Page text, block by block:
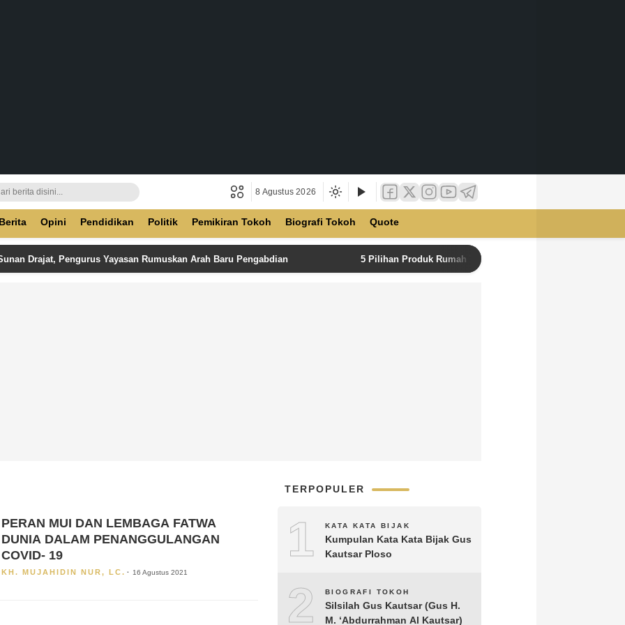
8 Agustus 2026
Opini Pendidikan Politik Pemikiran Tokoh Biografi Tokoh Quote
Drajat, Pengurus Yayasan Rumuskan Arah Baru Pengabdian 5 Pilihan Produk Rumah Tangga Terbaik di Unilever Store
PERAN MUI DAN LEMBAGA FATWA
DUNIA DALAM PENANGGULANGAN
COVID- 19
KH. MUJAHIDIN NUR, LC. 16 Agustus 2021
TERPOPULER
1 KATA KATA BIJAK
Kumpulan Kata Kata Bijak Gus
Kautsar Ploso
2 BIOGRAFI TOKOH
Silsilah Gus Kautsar (Gus H.
M. ‘Abdurrahman Al Kautsar)